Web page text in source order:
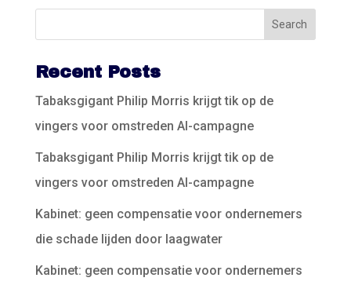
Recent Posts
Tabaksgigant Philip Morris krijgt tik op de
vingers voor omstreden AI-campagne
Tabaksgigant Philip Morris krijgt tik op de
vingers voor omstreden AI-campagne
Kabinet: geen compensatie voor ondernemers
die schade lijden door laagwater
Kabinet: geen compensatie voor ondernemers